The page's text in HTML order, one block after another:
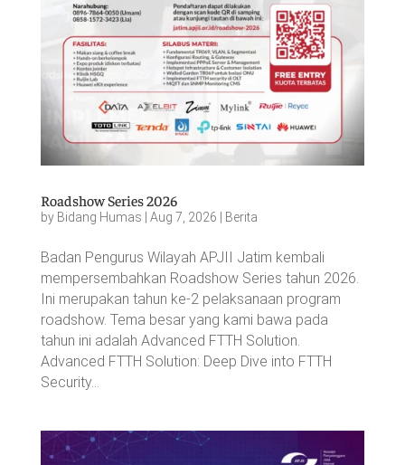
Roadshow Series 2026
by Bidang Humas Aug 7, 2026 Berita
Badan Pengurus Wilayah APJII Jatim kembali
mempersembahkan Roadshow Series tahun 2026.
Ini merupakan tahun ke-2 pelaksanaan program
roadshow. Tema besar yang kami bawa pada
tahun ini adalah Advanced FTTH Solution.
Advanced FTTH Solution: Deep Dive into FTTH
Security...